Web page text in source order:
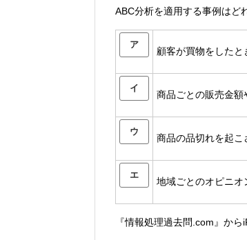
ABC分析を適用する事例はど
ア
顧客が買物をしたと
イ
商品ごとの販売金額
ウ
商品の品切れを起こ
エ
地域ごとのオピニオ
『情報処理過去問.com』か